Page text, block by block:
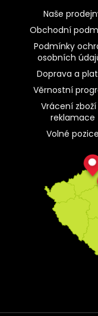
Naše
Obchodní
Podmínky
osobních
Doprava a
Věrnostní
Vrácení zboží
reklamace
Volné pozice